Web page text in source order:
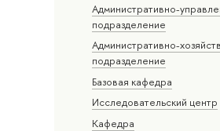
Административно-
подразделение
Административно-
подразделение
Базовая кафедра
Исследовательский центр
Кафедра